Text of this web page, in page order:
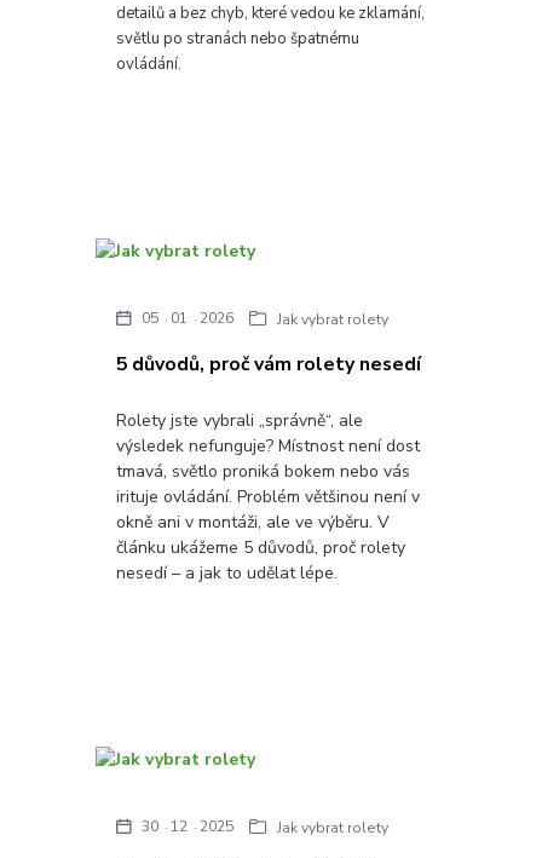
detailů a bez chyb, které vedou ke zklamání,
světlu po stranách nebo špatnému
ovládání.
5 důvodů, proč vám rolety nesedí
05 01 2026 Jak vybrat rolety
Rolety jste vybrali „správně“, ale
výsledek nefunguje? Místnost není dost
tmavá, světlo proniká bokem nebo vás
irituje ovládání. Problém většinou není v
okně ani v montáži, ale ve výběru. V
článku ukážeme 5 důvodů, proč rolety
nesedí – a jak to udělat lépe.
30 12 2025 Jak vybrat rolety